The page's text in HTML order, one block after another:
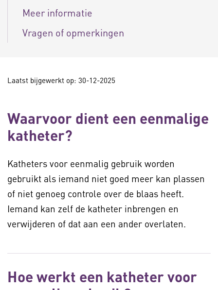
Meer informatie
Vragen of opmerkingen
Laatst bijgewerkt op: 30-12-2025
Waarvoor dient een eenmalige
katheter?
Katheters voor eenmalig gebruik worden
gebruikt als iemand niet goed meer kan plassen
of niet genoeg controle over de blaas heeft.
Iemand kan zelf de katheter inbrengen en
verwijderen of dat aan een ander overlaten.
Hoe werkt een katheter voor